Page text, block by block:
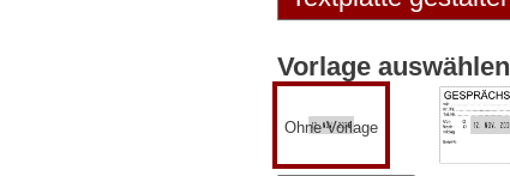
Vorlage auswählen
Ohne Vorlage